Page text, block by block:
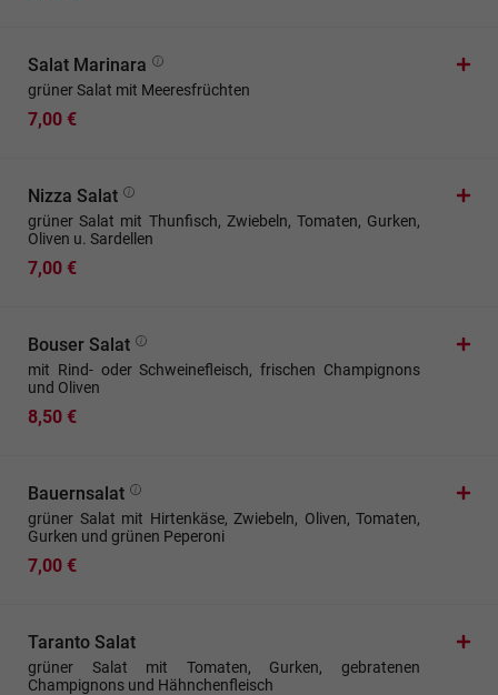
Salat Marinara
grüner Salat mit Meeresfrüchten
7,00 €
Nizza Salat
grüner Salat mit Thunfisch, Zwiebeln, Tomaten, Gurken,
Oliven u. Sardellen
7,00 €
Bouser Salat
mit Rind- oder Schweinefleisch, frischen Champignons
und Oliven
8,50 €
Bauernsalat
grüner Salat mit Hirtenkäse, Zwiebeln, Oliven, Tomaten,
Gurken und grünen Peperoni
7,00 €
Taranto Salat
grüner Salat mit Tomaten, Gurken, gebratenen
Champignons und Hähnchenfleisch